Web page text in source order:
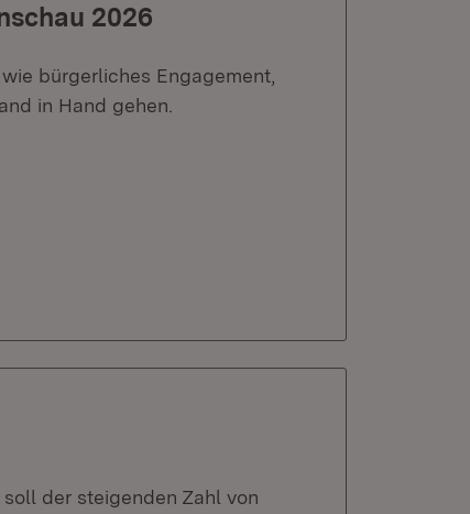
2026
bürgerliches Engagement,
in Hand gehen.
der steigenden Zahl von